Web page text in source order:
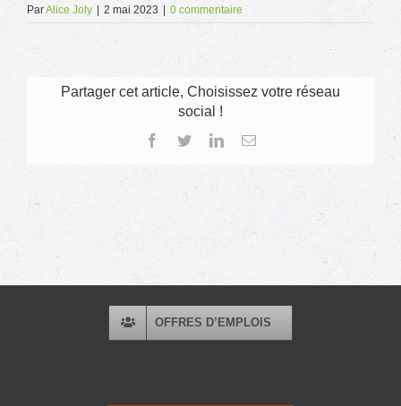
ParAlice Joly 2 mai 2023 0 commentaire
Partager cet article, Choisissez votre réseau
social !
Facebook
TwitterLinkedInEmail
OFFRES D’EMPLOIS